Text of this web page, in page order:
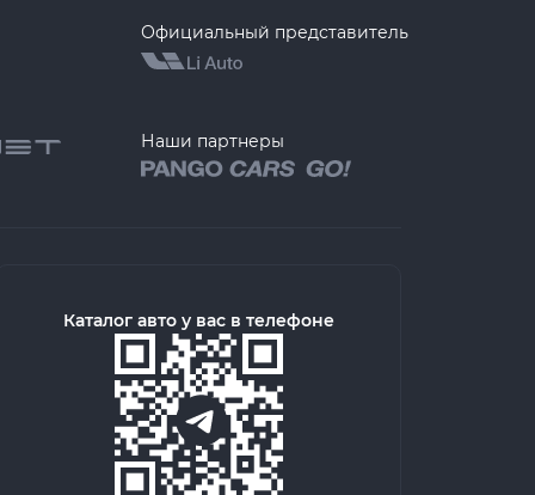
Официальный представитель
Наши партнеры
Каталог авто у вас в телефоне